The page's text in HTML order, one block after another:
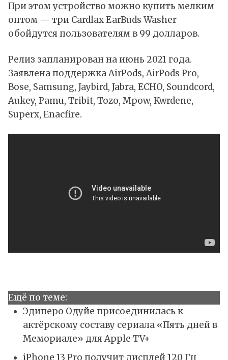
При этом устройство можно купить мелким
оптом — три Cardlax EarBuds Washer
обойдутся пользователям в 99 долларов.
Релиз запланирован на июнь 2021 года.
Заявлена поддержка AirPods, AirPods Pro,
Bose, Samsung, Jaybird, Jabra, ECHO, Soundcord,
Aukey, Pamu, Tribit, Tozo, Mpow, Kwrdene,
Superx, Enacfire.
Ещё по теме:
Эдиперо Одуйе присоединилась к
актёрскому составу сериала «Пять дней в
Мемориале» для Apple TV+
iPhone 13 Pro получит дисплей 120 Гц